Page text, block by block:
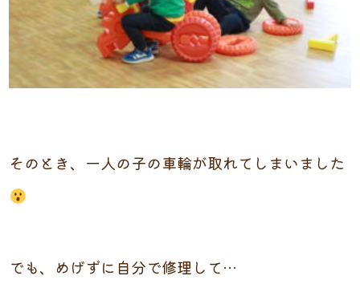
そのとき、一人の子の車輪が取れてしまいました
でも、めげずに自分で修理して…